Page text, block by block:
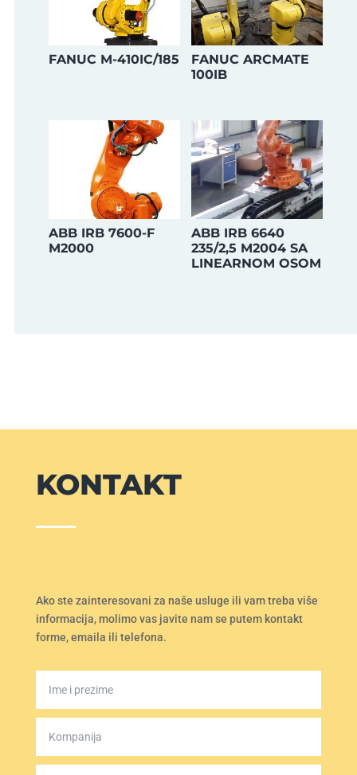
FANUC M-410IC/185
FANUC ARCMATE
100IB
ABB IRB 7600-F
M2000
ABB IRB 6640
235/2,5 M2004 SA
LINEARNOM OSOM
KONTAKT
Ako ste zainteresovani za naše usluge ili vam treba više
informacija, molimo vas javite nam se putem kontakt
forme, emaila ili telefona.